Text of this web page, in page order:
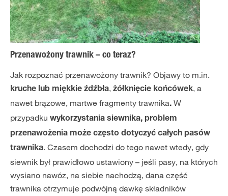
Przenawożony trawnik – co teraz?
Jak rozpoznać przenawożony trawnik? Objawy to m.in.
kruche lub miękkie źdźbła, żółknięcie końcówek, a
nawet brązowe, martwe fragmenty trawnika. W
przypadku wykorzystania siewnika, problem
przenawożenia może często dotyczyć całych pasów
trawnika. Czasem dochodzi do tego nawet wtedy, gdy
siewnik był prawidłowo ustawiony – jeśli pasy, na których
wysiano nawóz, na siebie nachodzą, dana część
trawnika otrzymuje podwójną dawkę składników